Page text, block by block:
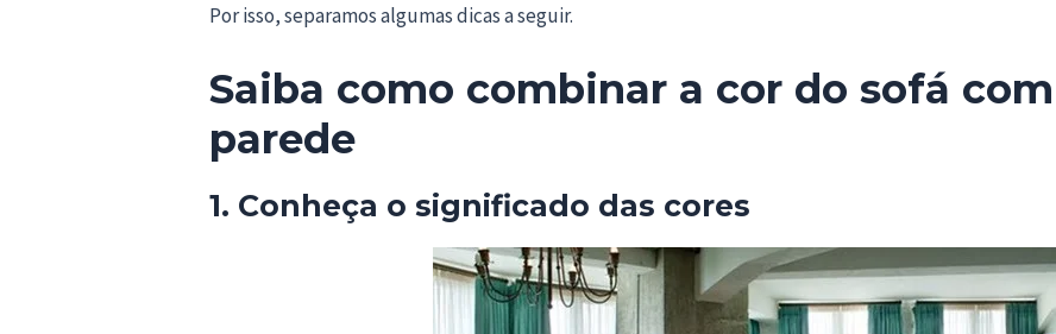
Por isso, separamos algumas dicas a seguir.
Saiba como combinar a cor do sofá
parede
1. Conheça o significado das cores